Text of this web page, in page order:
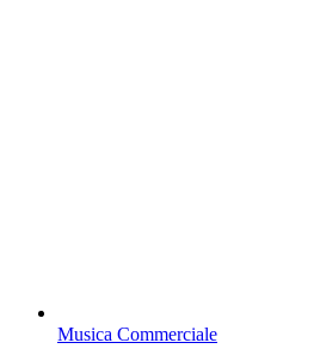
Musica Commerciale